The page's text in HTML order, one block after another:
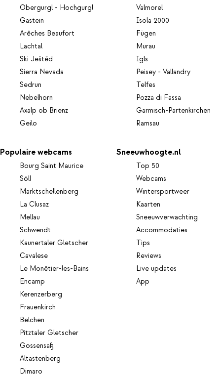
Obergurgl - Hochgurgl
Gastein
Arêches Beaufort
Lachtal
Ski Ještěd
Sierra Nevada
Sedrun
Nebelhorn
Axalp ob Brienz
Geilo
Valmorel
Isola 2000
Fügen
Murau
Igls
Peisey - Vallandry
Telfes
Pozza di Fassa
Garmisch-Partenkirchen
Ramsau
Populaire webcams
Bourg Saint Maurice
Söll
Marktschellenberg
La Clusaz
Mellau
Schwendt
Kaunertaler Gletscher
Cavalese
Le Monêtier-les-Bains
Encamp
Kerenzerberg
Frauenkirch
Belchen
Pitztaler Gletscher
Gossensaß
Altastenberg
Dimaro
Sneeuwhoogte.nl
Top 50
Webcams
Wintersportweer
Kaarten
Sneeuwverwachting
Accommodaties
Tips
Reviews
Live updates
App